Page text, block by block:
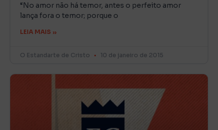
“No amor não há temor, antes o perfeito amor
lança fora o temor; porque o
LEIA MAIS »
O Estandarte de Cristo 10 de janeiro de 2015